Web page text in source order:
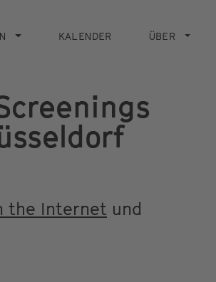
KALENDER ÜBER
the Internet und